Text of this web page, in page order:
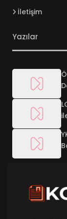
İletişim
Yazılar